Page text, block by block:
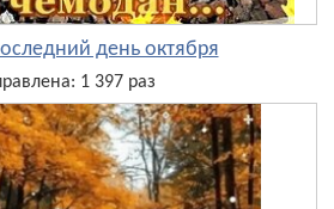
день октября
1 397 раз